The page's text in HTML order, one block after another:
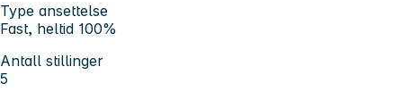
Type ansettelse
Fast, heltid 100%
Antall stillinger
5